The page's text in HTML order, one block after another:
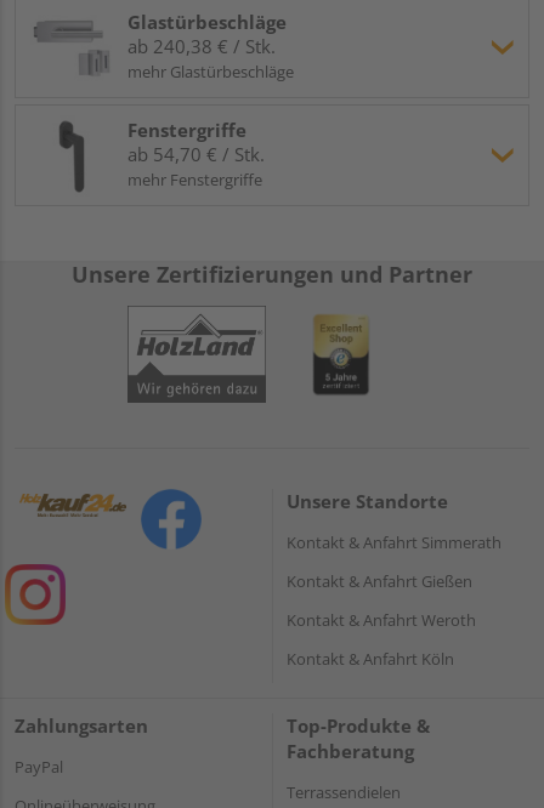
Glastürbeschläge
ab 240,38 € / Stk.
mehr Glastürbeschläge
Fenstergriffe
ab 54,70 € / Stk.
mehr Fenstergriffe
Unsere Zertifizierungen und Partner
Unsere Standorte
Kontakt & Anfahrt Simmerath
Kontakt & Anfahrt Gießen
Kontakt & Anfahrt Weroth
Kontakt & Anfahrt Köln
Zahlungsarten
PayPal
Top-Produkte &
Fachberatung
Terrassendielen